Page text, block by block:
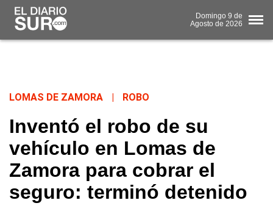
Domingo 9 de
Agosto de 2026
LOMAS DE ZAMORA ROBO
Inventó el robo de su
vehículo en Lomas de
Zamora para cobrar el
seguro: terminó detenido